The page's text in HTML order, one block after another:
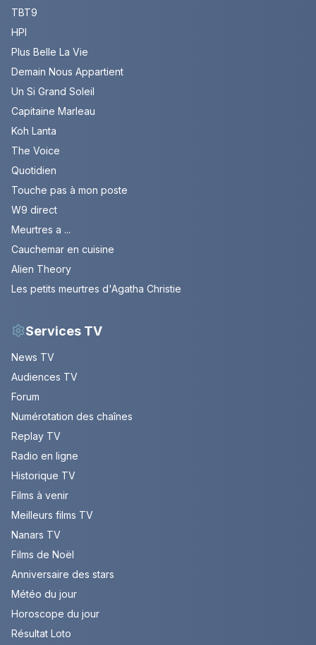
TBT9
HPI
Plus Belle La Vie
Demain Nous Appartient
Un Si Grand Soleil
Capitaine Marleau
Koh Lanta
The Voice
Quotidien
Touche pas à mon poste
W9 direct
Meurtres a ...
Cauchemar en cuisine
Alien Theory
Les petits meurtres d'Agatha Christie
Services TV
News TV
Audiences TV
Forum
Numérotation des chaînes
Replay TV
Radio en ligne
Historique TV
Films à venir
Meilleurs films TV
Nanars TV
Films de Noël
Anniversaire des stars
Météo du jour
Horoscope du jour
Résultat Loto